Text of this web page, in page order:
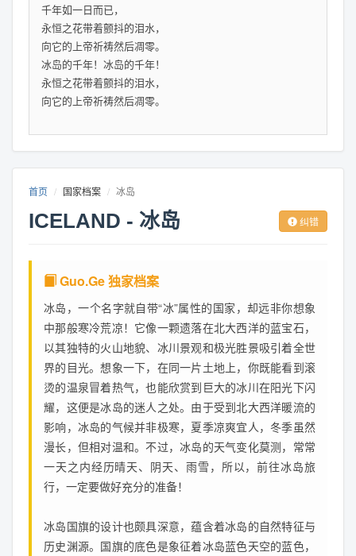
千年如一日而已，
永恒之花带着颤抖的泪水，
向它的上帝祈祷然后凋零。
冰岛的千年！冰岛的千年！
永恒之花带着颤抖的泪水，
向它的上帝祈祷然后凋零。
首页 国家档案 冰岛
ICELAND - 冰岛 纠错
Guo.Ge 独家档案
冰岛，一个名字就自带“冰”属性的国家，却远非你想象
中那般寒冷荒凉！它像一颗遗落在北大西洋的蓝宝石，
以其独特的火山地貌、冰川景观和极光胜景吸引着全世
界的目光。想象一下，在同一片土地上，你既能看到滚
烫的温泉冒着热气，也能欣赏到巨大的冰川在阳光下闪
耀，这便是冰岛的迷人之处。由于受到北大西洋暖流的
影响，冰岛的气候并非极寒，夏季凉爽宜人，冬季虽然
漫长，但相对温和。不过，冰岛的天气变化莫测，常常
一天之内经历晴天、阴天、雨雪，所以，前往冰岛旅
行，一定要做好充分的准备！
冰岛国旗的设计也颇具深意，蕴含着冰岛的自然特征与
历史渊源。国旗的底色是象征着冰岛蓝色天空的蓝色，